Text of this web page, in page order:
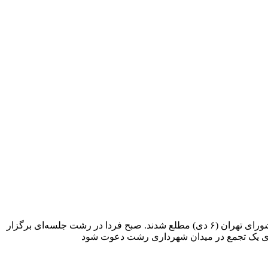
دوازده سال قبل، واکنش مردم گیلان به وقایع ناگوار عاشورای ۸۸، در هشت دی‌ رقم خورد. مردم گیلان در شام غریبان، از اتفاقات روز عاشورای تهران (۶ دی) مطلع شدند. صبح فردا در رشت جلسه‌ای برگزار